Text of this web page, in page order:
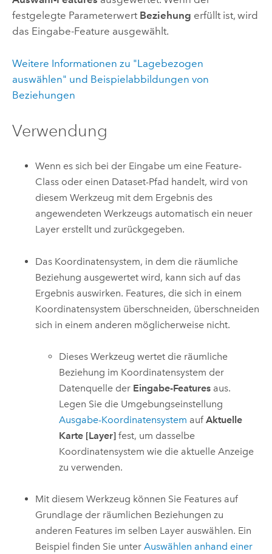
festgelegte Parameterwert Beziehung erfüllt ist, wird
das Eingabe-Feature ausgewählt.
Weitere Informationen zu "Lagebezogen
auswählen" und Beispielabbildungen von
Beziehungen
Verwendung
Wenn es sich bei der Eingabe um eine Feature-
Class oder einen Dataset-Pfad handelt, wird von
diesem Werkzeug mit dem Ergebnis des
angewendeten Werkzeugs automatisch ein neuer
Layer erstellt und zurückgegeben.
Das Koordinatensystem, in dem die räumliche
Beziehung ausgewertet wird, kann sich auf das
Ergebnis auswirken. Features, die sich in einem
Koordinatensystem überschneiden, überschneiden
sich in einem anderen möglicherweise nicht.
Dieses Werkzeug wertet die räumliche
Beziehung im Koordinatensystem der
Datenquelle der Eingabe-Features aus.
Legen Sie die Umgebungseinstellung
Ausgabe-Koordinatensystem aufAktuelle
Karte [Layer] fest, um dasselbe
Koordinatensystem wie die aktuelle Anzeige
zu verwenden.
Mit diesem Werkzeug können Sie Features auf
Grundlage der räumlichen Beziehungen zu
anderen Features im selben Layer auswählen. Ein
Beispiel finden Sie unterAuswählen anhand einer